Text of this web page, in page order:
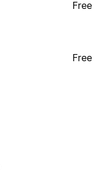
Free
Free